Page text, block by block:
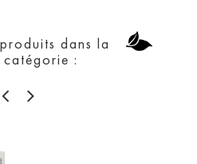
dans la
catégorie :